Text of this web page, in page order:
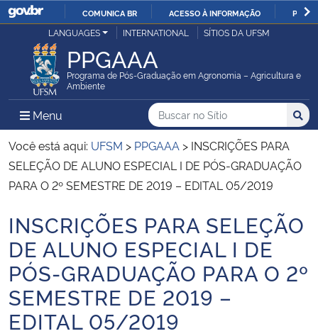
IR
O
COMUNICA BR ACESSO À INFORMAÇÃO
Ministério da Justiça e Segurança Pública
Ministério da Defesa
Ministério das Relações Exteriores
Ministério da Economia
Ministério da Infraestrutura
Ministério da Agricultura, Pecuária e Abastecimento
Ministério da Educação
Ministério da Cidadania
LANGUAGES INTERNATIONAL SÍTIOS DA UFSM
PPGAAA
Programa de Pós-Graduação em Agronomia – Agricultura e
Ambiente
Menu Menu Principal do Sítio
Busca
Buscar no no Sítio
Busca:
Você está aqui: UFSM > PPGAAA > INSCRIÇÕES PARA
SELEÇÃO DE ALUNO ESPECIAL I DE PÓS-GRADUAÇÃO
PARA O 2º SEMESTRE DE 2019 – EDITAL 05/2019
Início do conteúdo
INSCRIÇÕES PARA SELEÇÃO
DE ALUNO ESPECIAL I DE
PÓS-GRADUAÇÃO PARA O 2º
SEMESTRE DE 2019 –
EDITAL 05/2019